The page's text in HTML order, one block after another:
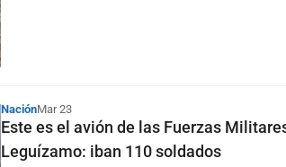
NaciónMar 23
Este es el avión de las Fuerzas
Leguízamo: iban 110 soldados